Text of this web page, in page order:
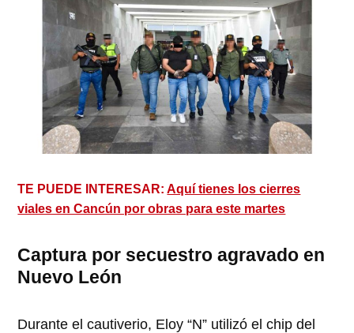
TE PUEDE INTERESAR:Aquí tienes los cierres
viales en Cancún por obras para este martes
Captura por secuestro agravado en
Nuevo León
Durante el cautiverio, Eloy “N” utilizó el chip del